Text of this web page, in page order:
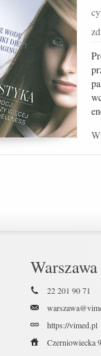
Warszawa
22 201 90 71
https://vimed.pl
Czerniowiecka 9